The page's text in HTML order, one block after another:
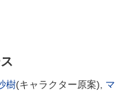
樹(キャラクター原案),
マ